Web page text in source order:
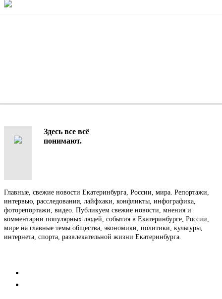
Здесь все всё
понимают.
Главные, свежие новости Екатеринбурга, России, мира. Репортажи,
интервью, расследования, лайфхаки, конфликты, инфографика,
фоторепортажи, видео. Публикуем свежие новости, мнения и
комментарии популярных людей, события в Екатеринбурге, России,
мире на главные темы общества, экономики, политики, культуры,
интернета, спорта, развлекательной жизни Екатеринбурга.